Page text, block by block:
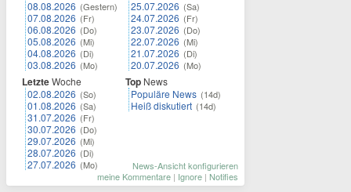
08.08.2026 (Gestern)
07.08.2026 (Fr)
06.08.2026 (Do)
05.08.2026 (Mi)
04.08.2026 (Di)
03.08.2026 (Mo)
LetzteWoche
02.08.2026 (So)
01.08.2026 (Sa)
31.07.2026 (Fr)
30.07.2026 (Do)
29.07.2026 (Mi)
28.07.2026 (Di)
27.07.2026 (Mo)
25.07.2026 (Sa)
24.07.2026 (Fr)
23.07.2026 (Do)
22.07.2026 (Mi)
21.07.2026 (Di)
20.07.2026 (Mo)
Top News
Populäre News (14d)
Heiß diskutiert (14d)
News-Ansicht konfigurieren
meine Kommentare | Ignore | Notifies